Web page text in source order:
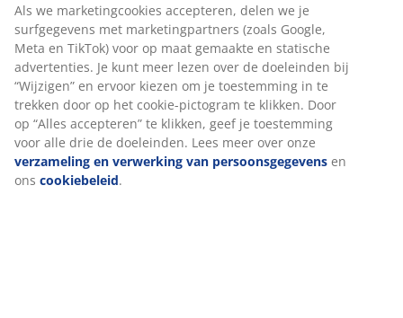
Als we marketingcookies accepteren, delen we je
surfgegevens met marketingpartners (zoals Google,
Meta en TikTok) voor op maat gemaakte en statische
advertenties. Je kunt meer lezen over de doeleinden bij
“Wijzigen” en ervoor kiezen om je toestemming in te
trekken door op het cookie-pictogram te klikken. Door
op “Alles accepteren” te klikken, geef je toestemming
voor alle drie de doeleinden. Lees meer over onze
verzameling en verwerking van persoonsgegevens en
ons cookiebeleid.